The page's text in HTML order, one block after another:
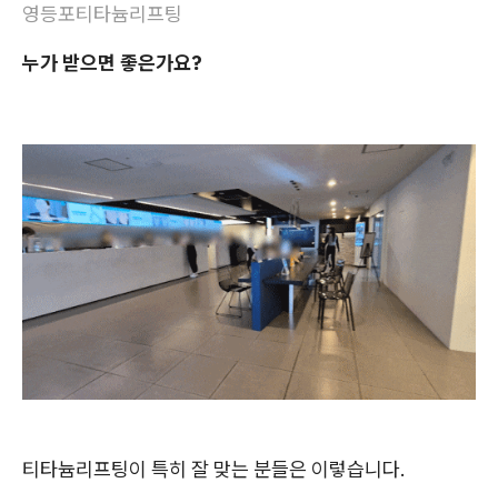
영등포티타늄리프팅
누가 받으면 좋은가요?
티타늄리프팅이 특히 잘 맞는 분들은 이렇습니다.